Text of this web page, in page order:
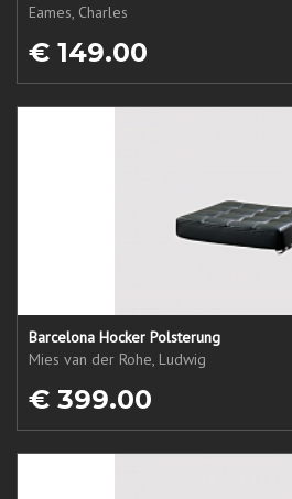
Eames, Charles
€ 149.00
Barcelona Hocker Polsterung
Mies van der Rohe, Ludwig
€ 399.00